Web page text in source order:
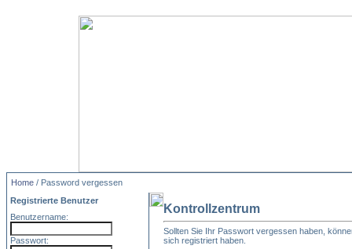
Home / Password vergessen
Registrierte Benutzer
Benutzername:
Passwort:
Kontrollzentrum
Sollten Sie Ihr Passwort vergessen haben,
sich registriert haben.